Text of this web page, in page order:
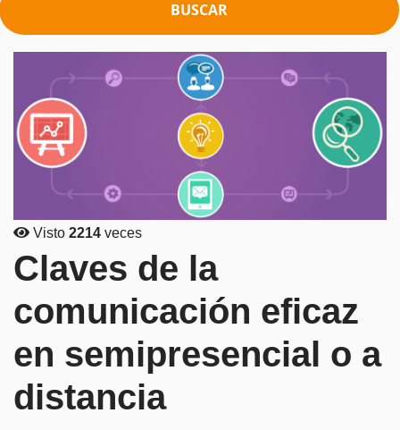
BUSCAR
Visto 2214 veces
Claves de la
comunicación eficaz
en semipresencial o a
distancia